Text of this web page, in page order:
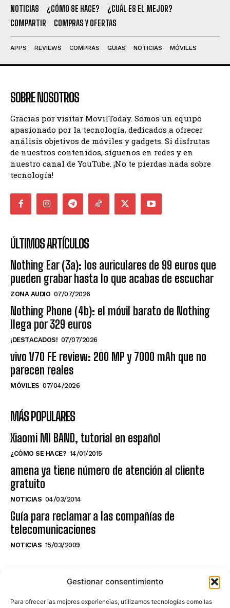
Gestionar consentimiento
Para ofrecer las mejores experiencias, utilizamos tecnologías como las
NOTICIAS ¿CÓMO SE HACE?
¿CUÁL ES EL MEJOR?
COMPARTIR
COMPRAS Y OFERTAS
APPS REVIEWS COMPRAS GUIAS NOTICIAS MÓVILES
SOBRE NOSOTROS
Gracias por visitar MovilToday. Somos un equipo
apasionado por la tecnología, dedicados a ofrecer
análisis objetivos de móviles y gadgets. Si disfrutas
de nuestros contenidos, síguenos en redes y en
nuestro canal de YouTube. ¡No te pierdas nada sobre
tecnología!
ÚLTIMOS ARTÍCULOS
Nothing Ear (3a): los auriculares de 99 euros que
pueden grabar hasta lo que acabas de escuchar
ZONA AUDIO 07/07/2026
Nothing Phone (4b): el móvil barato de Nothing
llega por 329 euros
¡DESTACADOS! 07/07/2026
vivo V70 FE review: 200 MP y 7000 mAh que no
parecen reales
MÓVILES 07/04/2026
MÁS POPULARES
Xiaomi MI BAND, tutorial en español
¿CÓMO SE HACE? 14/01/2015
amena ya tiene número de atención al cliente
gratuito
NOTICIAS 04/03/2014
Guía para reclamar a las compañías de
telecomunicaciones
NOTICIAS 15/03/2009
NO TE PIERDAS LO ÚLTIMO DEL CANAL